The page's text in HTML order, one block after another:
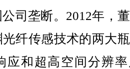
司垄断。2012年，
纤传感技术的两大
和超高空间分辨率